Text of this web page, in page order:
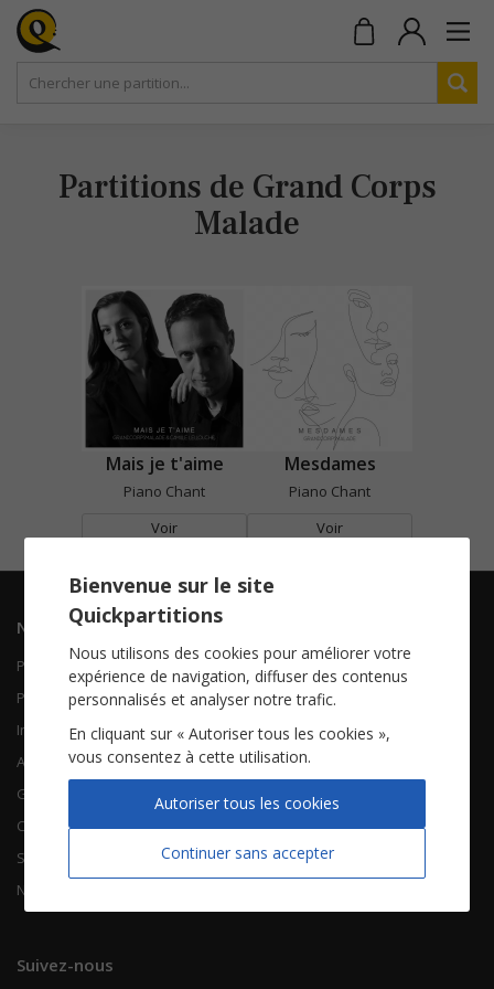
Partitions de Grand Corps
Malade
Mais je t'aime
Piano Chant
Voir
Mesdames
Piano Chant
Voir
Navigation
Piano Chant
Piano Solo
Instruments solistes
Accordéon
Guitare
Chorales
Songbooks
Nouvelles partitions
Contactez-nous
Qui sommes-nous
FAQ
À propos
CGV
Mentions légales
Suivez-nous
Bienvenue sur le site
Quickpartitions
Nous utilisons des cookies pour améliorer votre
expérience de navigation, diffuser des contenus
personnalisés et analyser notre trafic.
En cliquant sur « Autoriser tous les cookies »,
vous consentez à cette utilisation.
Continuer sans accepter
Autoriser tous les cookies